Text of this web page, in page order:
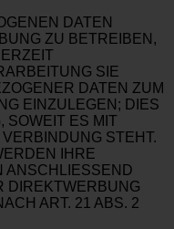
DATEN
ZU BETREIBEN,
SIE
DATEN ZUM
EINZULEGEN; DIES
SOWEIT ES MIT
STEHT.
IHRE
ANSCHLIESSEND
DIREKTWERBUNG
ART. 21 ABS. 2